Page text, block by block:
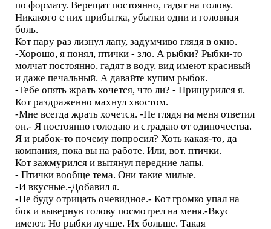
по формату. Верещат постоянно, гадят на голову.
Никакого с них прибытка, убытки одни и головная
боль.
Кот пару раз лизнул лапу, задумчиво глядя в окно.
-Хорошо, я понял, птички - зло. А рыбки? Рыбки-то
молчат постоянно, гадят в воду, вид имеют красивый
и даже печальный. А давайте купим рыбок.
-Тебе опять жрать хочется, что ли? - Прищурился я.
Кот раздраженно махнул хвостом.
-Мне всегда жрать хочется. -Не глядя на меня ответил
он.- Я постоянно голодаю и страдаю от одиночества.
Я и рыбок-то почему попросил? Хоть какая-то, да
компания, пока вы на работе. Или, вот. птички.
Кот зажмурился и вытянул передние лапы.
- Птички вообще тема. Они такие милые.
-И вкусные.-Добавил я.
-Не буду отрицать очевидное.- Кот громко упал на
бок и вывернув голову посмотрел на меня.-Вкус
имеют. Но рыбки лучше. Их больше. Такая